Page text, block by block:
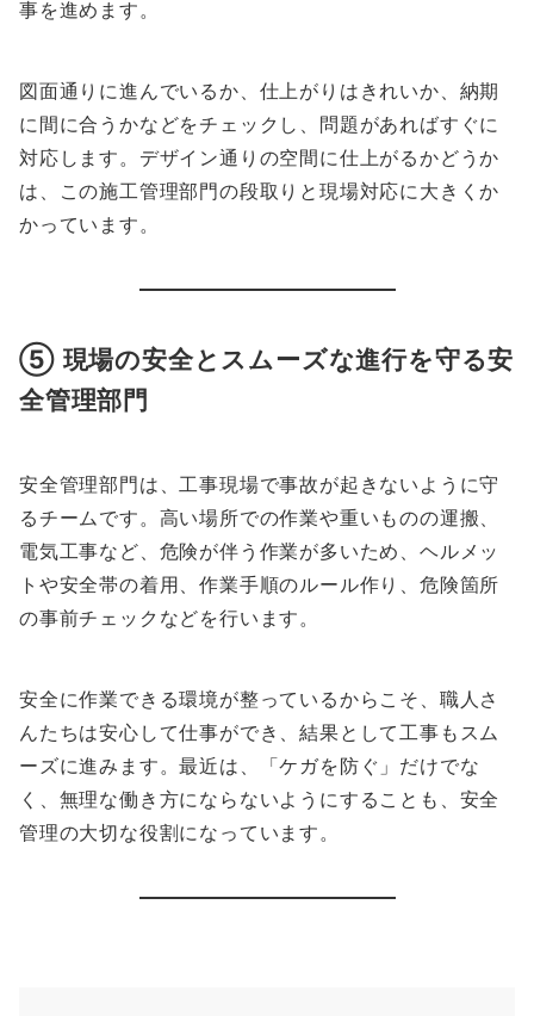
事を進めます。
図面通りに進んでいるか、仕上がりはきれいか、納期
に間に合うかなどをチェックし、問題があればすぐに
対応します。デザイン通りの空間に仕上がるかどうか
は、この施工管理部門の段取りと現場対応に大きくか
かっています。
⑤ 現場の安全とスムーズな進行を守る安
全管理部門
安全管理部門は、工事現場で事故が起きないように守
るチームです。高い場所での作業や重いものの運搬、
電気工事など、危険が伴う作業が多いため、ヘルメッ
トや安全帯の着用、作業手順のルール作り、危険箇所
の事前チェックなどを行います。
安全に作業できる環境が整っているからこそ、職人さ
んたちは安心して仕事ができ、結果として工事もスム
ーズに進みます。最近は、「ケガを防ぐ」だけでな
く、無理な働き方にならないようにすることも、安全
管理の大切な役割になっています。